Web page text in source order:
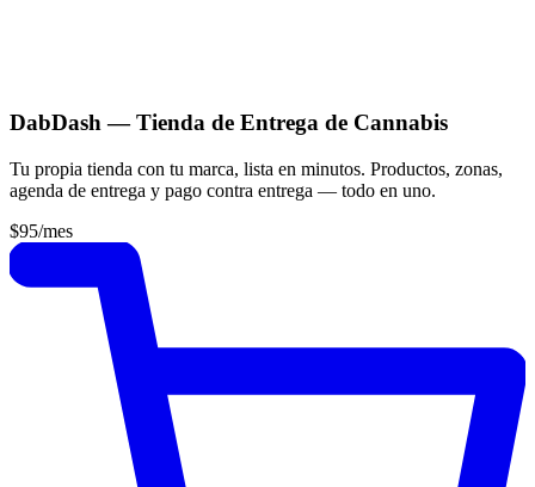
DabDash — Tienda de Entrega de Cannabis
Tu propia tienda con tu marca, lista en minutos. Productos, zonas,
agenda de entrega y pago contra entrega — todo en uno.
$95/mes